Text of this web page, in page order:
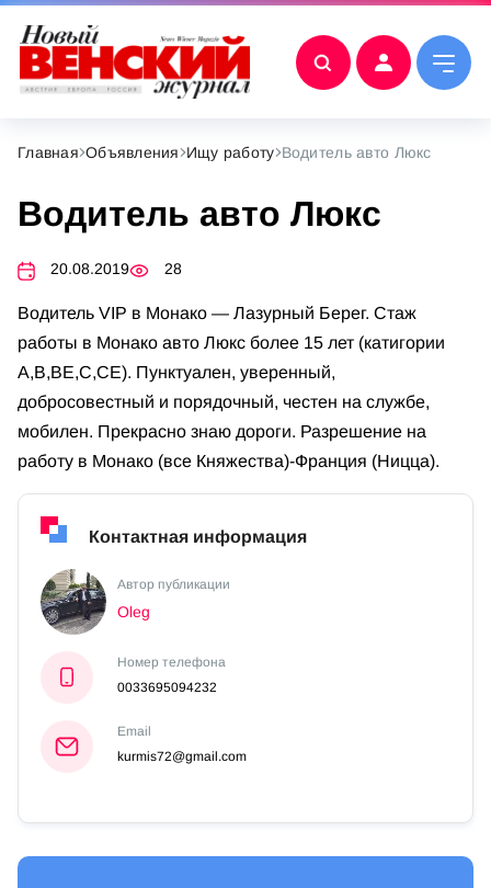
Главная Объявления Ищу работу Водитель авто Люкс
Водитель авто Люкс
20.08.2019 28
Водитель VIP в Монако — Лазурный Берег. Стаж
работы в Монако авто Люкс более 15 лет (катигории
А,В,ВЕ,С,СЕ). Пунктуален, уверенный,
добросовестный и порядочный, честен на службе,
мобилен. Прекрасно знаю дороги. Разрешение на
работу в Монако (все Княжества)-Франция (Ницца).
Контактная информация
Автор публикации
Oleg
Номер телефона
0033695094232
Email
kurmis72@gmail.com